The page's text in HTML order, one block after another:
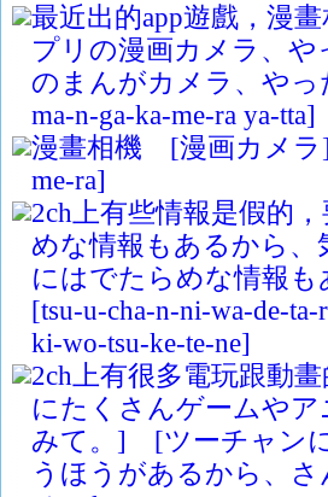
最近出的app遊戲，漫
プリの漫画カメラ、
のまんがカメラ、や
ma-n-ga-ka-me-ra ya-tta]
漫畫相機 [漫画カメ
me-ra]
2ch上有些情報是假的
めな情報もあるから
にはでたらめな情報
[tsu-u-cha-n-ni-wa-de-
ki-wo-tsu-ke-te-ne]
2ch上有很多電玩跟動
にたくさんゲームや
みて。] [ツーチャン
うほうがあるから、